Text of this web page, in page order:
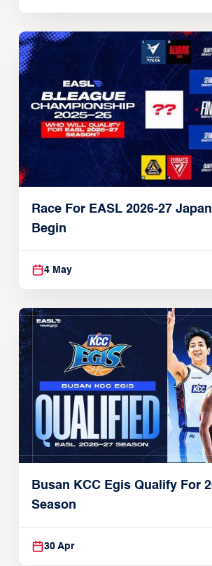
Race For EASL 2026-27
Begin
4 May
Busan KCC Egis Qualify For
Season
30 Apr